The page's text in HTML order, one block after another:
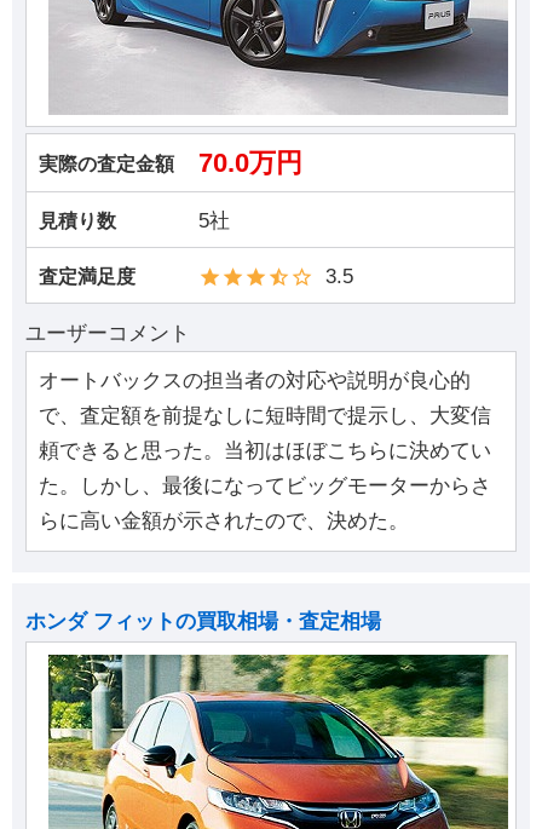
実際の査定金額 70.0万円
見積り数 5社
査定満足度 3.5
ユーザーコメント
オートバックスの担当者の対応や説明が良心的
で、査定額を前提なしに短時間で提示し、大変信
頼できると思った。当初はほぼこちらに決めてい
た。しかし、最後になってビッグモーターからさ
らに高い金額が示されたので、決めた。
ホンダ フィットの買取相場・査定相場